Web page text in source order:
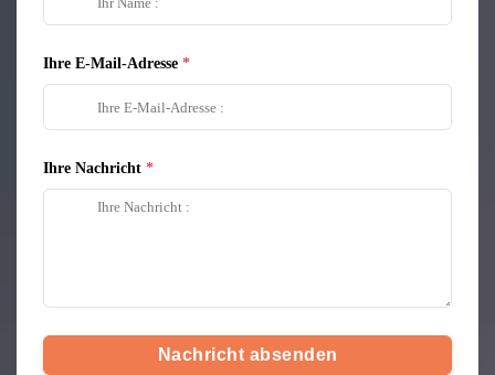
Ihre E-Mail-Adresse
Ihre Nachricht
Nachricht absenden